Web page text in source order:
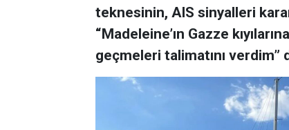
teknesinin, AIS sinyalleri
“Madeleine’ın Gazze
geçmeleri talimatını verdim”